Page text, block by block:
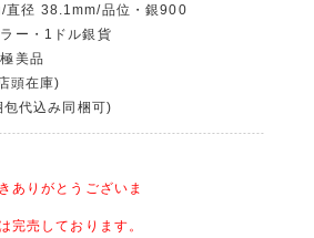
直径 38.1mm/品位・銀900
ー・1ドル銀貨
美品
頭在庫)
代込み同梱可)
ありがとうございま
完売しております。